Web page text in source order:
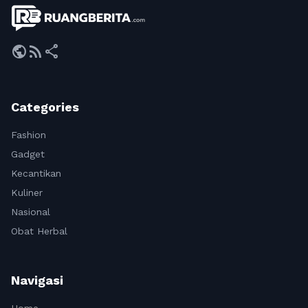
publicrss_feed share
Categories
Fashion
Gadget
Kecantikan
Kuliner
Nasional
Obat Herbal
Navigasi